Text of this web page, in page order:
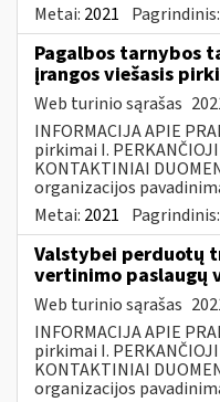
Metai: 2021 Pagrindinis:
Pagalbos tarnybos
įrangos viešasis
Web turinio sąrašas
INFORMACIJA APIE
pirkimai I. PERKANČIOJI
KONTAKTINIAI
organizacijos
Metai: 2021 Pagrindinis:
Valstybei perduotų
vertinimo paslaugų
Web turinio sąrašas
INFORMACIJA APIE
pirkimai I. PERKANČIOJI
KONTAKTINIAI
organizacijos